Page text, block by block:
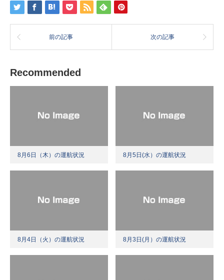
前の記事 次の記事
Recommended
8月6日（木）の運航状況 8月5日(水）の運航状況
8月4日（火）の運航状況 8月3日(月）の運航状況